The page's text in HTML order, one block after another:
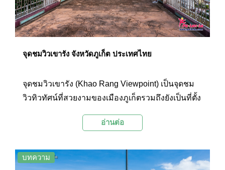
จุดชมวิวเขารัง จังหวัดภูเก็ต ประเทศไทย
จุดชมวิวเขารัง (Khao Rang Viewpoint) เป็นจุดชม
วิวทิวทัศน์ที่สวยงามของเมืองภูเก็ตรวมถึงยังเป็นที่ตั้ง
ประดิษฐ์มหิศรภักดี หรือ คอซิมบี้ ณ ระนอง หนึ่งใน
อย่างมาก
อ่านต่อ
บทความ